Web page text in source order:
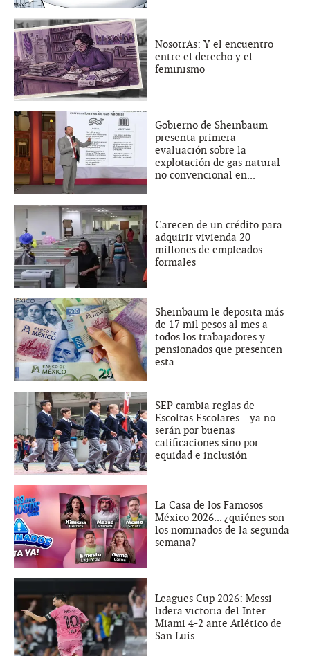
NosotrAs: Y el encuentro
entre el derecho y el
feminismo
Gobierno de Sheinbaum
presenta primera
evaluación sobre la
explotación de gas natural
no convencional en...
Carecen de un crédito para
adquirir vivienda 20
millones de empleados
formales
Sheinbaum le deposita más
de 17 mil pesos al mes a
todos los trabajadores y
pensionados que presenten
esta...
SEP cambia reglas de
Escoltas Escolares... ya no
serán por buenas
calificaciones sino por
equidad e inclusión
La Casa de los Famosos
México 2026... ¿quiénes son
los nominados de la segunda
semana?
Leagues Cup 2026: Messi
lidera victoria del Inter
Miami 4-2 ante Atlético de
San Luis